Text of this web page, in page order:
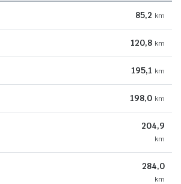
85,2 km
120,8 km
195,1 km
198,0 km
204,9
km
284,0
km